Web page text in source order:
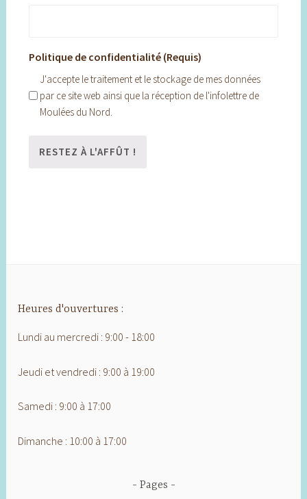
Politique de confidentialité (Requis)
J'accepte le traitement et le stockage de mes données
par ce site web ainsi que la réception de l'infolettre de
Moulées du Nord.
Heures d'ouvertures :
Lundi au mercredi : 9:00 - 18:00
Jeudi et vendredi : 9:00 à 19:00
Samedi : 9:00 à 17:00
Dimanche : 10:00 à 17:00
Pages